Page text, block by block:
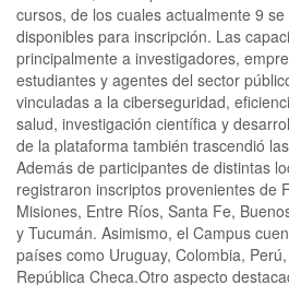
cursos, de los cuales actualmente 9
disponibles para inscripción. Las
principalmente a investigadores,
estudiantes y agentes del sector
vinculadas a la ciberseguridad,
salud, investigación científica y
de la plataforma también trascendió
Además de participantes de distintas
registraron inscriptos provenientes de
Misiones, Entre Ríos, Santa Fe,
y Tucumán. Asimismo, el Campus
países como Uruguay, Colombia,
República Checa.Otro aspecto